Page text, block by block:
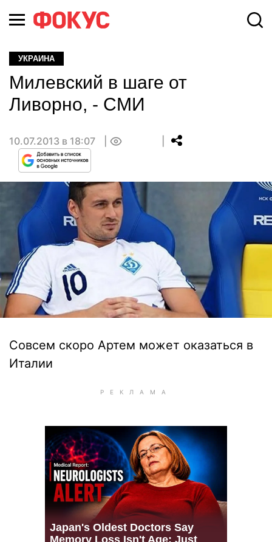
УКРАИНА
Милевский в шаге от
Ливорно, - СМИ
10.07.2013 в 18:07
Совсем скоро Артем может оказаться в
Италии